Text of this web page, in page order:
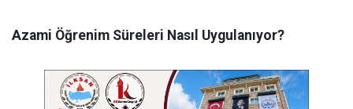
Azami Öğrenim Süreleri Nasıl Uygulanıyor?